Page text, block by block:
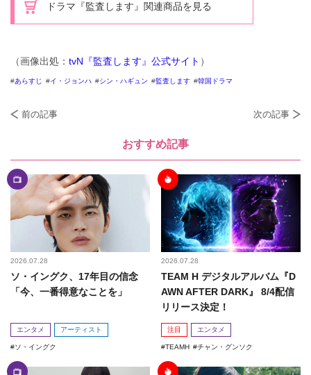
ドラマ『監査します』関連商品を見る
（画像出処： tvN『監査します』公式サイト ）
あらすじ イ・ジョンハ シン・ハギュン 監査します 韓国ドラマ
前の記事 次の記事
おすすめ記事
2026.07.28
ソ・イングク、17年目の信念
「今、一番得意なことを」
エンタメ アーティスト
ソ・イングク
2026.07.28
TEAM H デジタルアルバム『D
AWN AFTER DARK』 8/4配信
リリース決定！
注目 エンタメ
TEAMH チャン・グンソク